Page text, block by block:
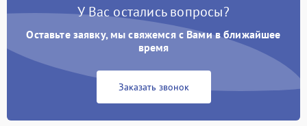
У Вас остались вопросы?
Оставьте заявку, мы свяжемся с Вами в ближайшее
время
Заказать звонок